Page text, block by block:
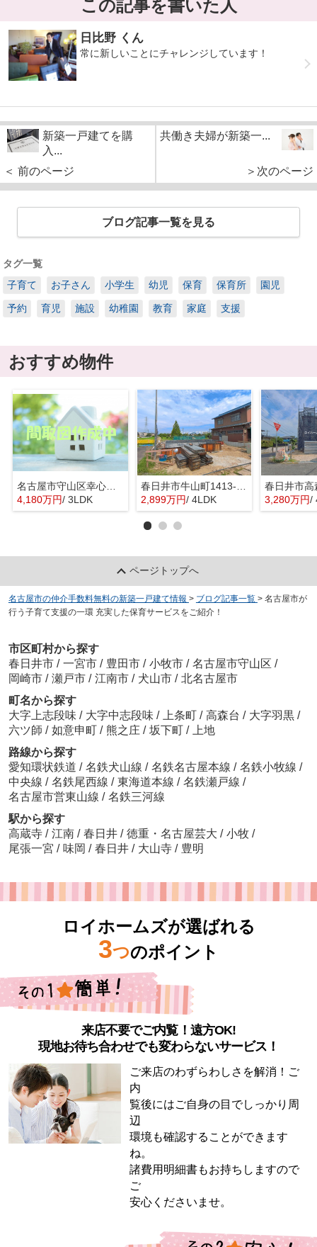
この記事を書いた人
日比野 くん
常に新しいことにチャレンジしています！
新築一戸建てを購
入...
＜ 前のページ
共働き夫婦が新築一...
＞次のページ
ブログ記事一覧を見る
タグ一覧
子育て
お子さん 小学生 幼児 保育 保育所 園児
予約 育児 施設 幼稚園 教育 家庭 支援
おすすめ物件
名古屋市守山区幸心２丁目435『仲介料無料』新築戸建て
4,180万円/ 3LDK
2,899万円/ 4LDK 3,280万円/
ページトップへ
名古屋市の仲介手数料無料の新築一戸建て情報 > ブログ記事一覧 > 名古屋市が
行う子育て支援の一環 充実した保育サービスをご紹介！
市区町村から探す
春日井市 / 一宮市 / 豊田市 / 小牧市 / 名古屋市守山区 /
岡崎市 / 瀬戸市 / 江南市 / 犬山市 / 北名古屋市
町名から探す
大字上志段味 / 大字中志段味 / 上条町 / 高森台 / 大字羽黒 /
六ツ師 / 如意申町 / 熊之庄 / 坂下町 /
上地
路線から探す
愛知環状鉄道 / 名鉄犬山線 / 名鉄名古屋本線 / 名鉄小牧線 /
中央線 / 名鉄尾西線 / 東海道本線 / 名鉄瀬戸線 /
名古屋市営東山線 / 名鉄三河線
駅から探す
高蔵寺 / 江南 / 春日井 / 徳重・名古屋芸大 / 小牧 /
尾張一宮 / 味岡 / 春日井 / 大山寺 / 豊明
ロイホームズが選ばれる
3つのポイント
来店不要でご内覧！遠方OK!
現地お待ち合わせでも変わらないサービス！
ご来店のわずらわしさを解消！ご
内
覧後にはご自身の目でしっかり周
辺
環境も確認することができます
ね。
諸費用明細書もお持ちしますので
ご
安心くださいませ。